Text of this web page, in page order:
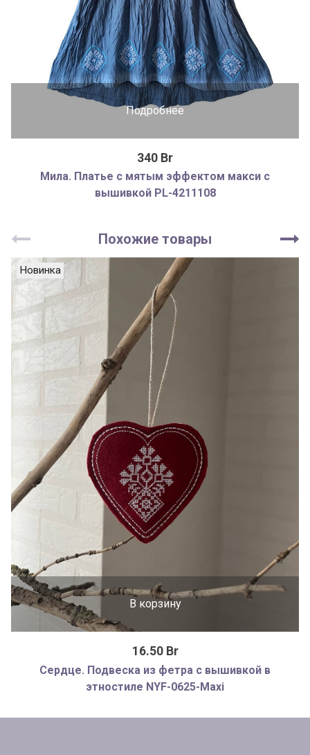
Подробнее
340 Br
Мила. Платье с мятым эффектом макси с
вышивкой PL-4211108
Похожие товары
В корзину
Новинка
16.50 Br
Сердце. Подвеска из фетра с вышивкой в
этностиле NYF-0625-Maxi